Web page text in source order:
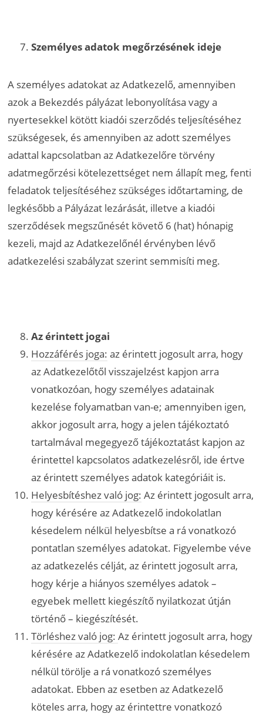
Személyes adatok megőrzésének ideje
A személyes adatokat az Adatkezelő, amennyiben
azok a Bekezdés pályázat lebonyolítása vagy a
nyertesekkel kötött kiadói szerződés teljesítéséhez
szükségesek, és amennyiben az adott személyes
adattal kapcsolatban az Adatkezelőre törvény
adatmegőrzési kötelezettséget nem állapít meg, fenti
feladatok teljesítéséhez szükséges időtartaming, de
legkésőbb a Pályázat lezárását, illetve a kiadói
szerződések megszűnését követő 6 (hat) hónapig
kezeli, majd az Adatkezelőnél érvényben lévő
adatkezelési szabályzat szerint semmisíti meg.
Az érintett jogai
Hozzáférés joga: az érintett jogosult arra, hogy
az Adatkezelőtől visszajelzést kapjon arra
vonatkozóan, hogy személyes adatainak
kezelése folyamatban van-e; amennyiben igen,
akkor jogosult arra, hogy a jelen tájékoztató
tartalmával megegyező tájékoztatást kapjon az
érintettel kapcsolatos adatkezelésről, ide értve
az érintett személyes adatok kategóriáit is.
Helyesbítéshez való jog: Az érintett jogosult arra,
hogy kérésére az Adatkezelő indokolatlan
késedelem nélkül helyesbítse a rá vonatkozó
pontatlan személyes adatokat. Figyelembe véve
az adatkezelés célját, az érintett jogosult arra,
hogy kérje a hiányos személyes adatok –
egyebek mellett kiegészítő nyilatkozat útján
történő – kiegészítését.
Törléshez való jog:Az érintett jogosult arra, hogy
kérésére az Adatkezelő indokolatlan késedelem
nélkül törölje a rá vonatkozó személyes
adatokat. Ebben az esetben az Adatkezelő
köteles arra, hogy az érintettre vonatkozó